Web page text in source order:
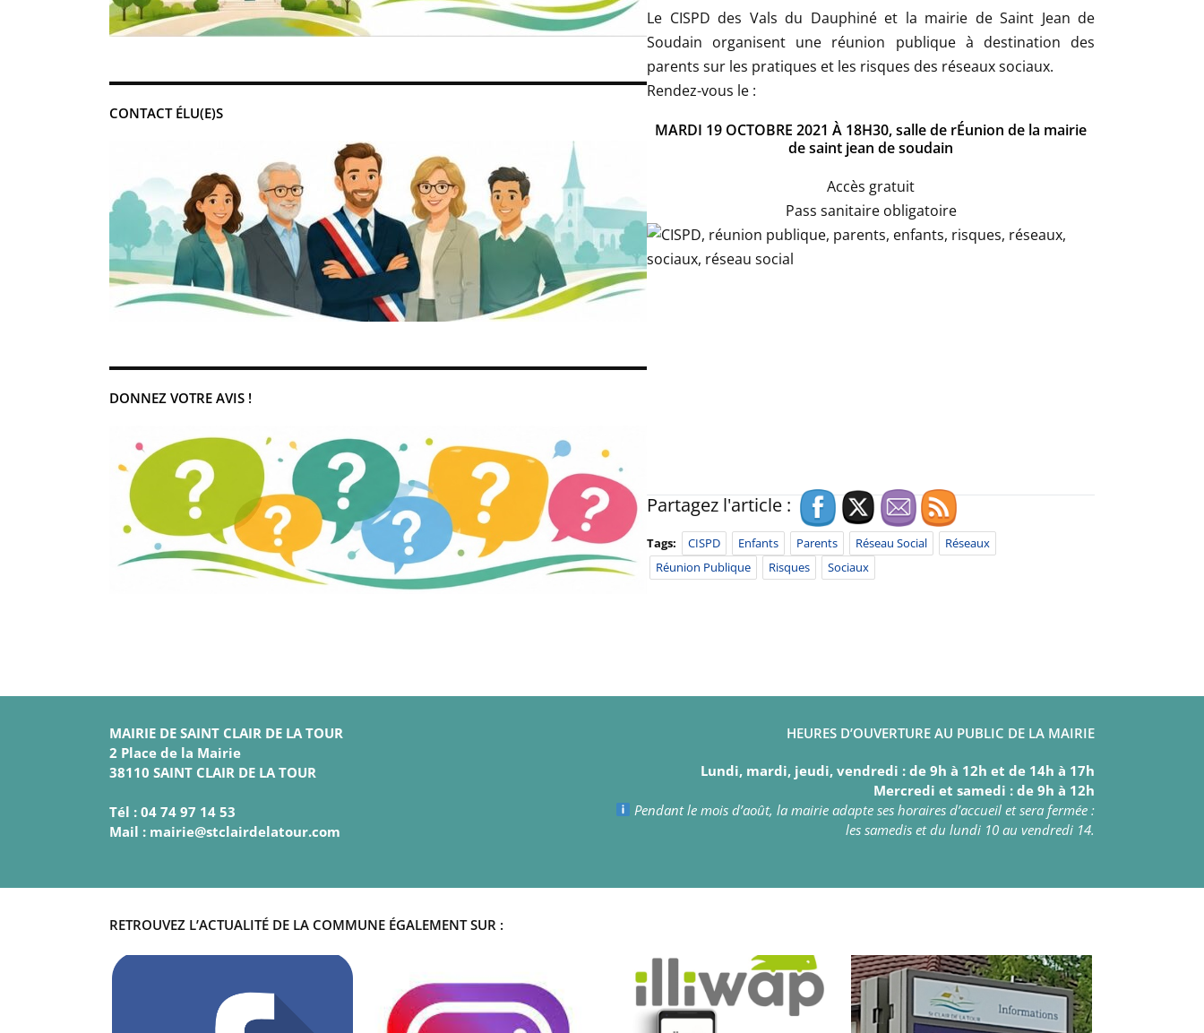
CONTACT ÉLU(E)S
DONNEZ VOTRE AVIS !
Le CISPD des Vals du Dauphiné et la mairie de Saint Jean de
Soudain organisent une réunion publique à destination des
parents sur les pratiques et les risques des réseaux sociaux.
Rendez-vous le :
MARDI 19 OCTOBRE 2021 À 18H30, salle de rÉunion de la mairie
de saint jean de soudain
Accès gratuit
Pass sanitaire obligatoire
Partagez l'article :
Tags: CISPD Enfants Parents Réseau Social
Réseaux
Réunion Publique
Risques Sociaux
MAIRIE DE SAINT CLAIR DE LA TOUR
2 Place de la Mairie
38110 SAINT CLAIR DE LA TOUR
Tél : 04 74 97 14 53
Mail : mairie@stclairdelatour.com
HEURES D’OUVERTURE AU PUBLIC DE LA MAIRIE
Lundi, mardi, jeudi, vendredi : de 9h à 12h et de 14h à 17h
Mercredi et samedi : de 9h à 12h
Pendant le mois d’août, la mairie adapte ses horaires d’accueil et sera fermée :
les samedis et du lundi 10 au vendredi 14.
RETROUVEZ L’ACTUALITÉ DE LA COMMUNE ÉGALEMENT SUR :